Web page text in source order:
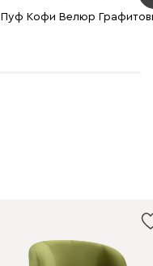
Пуф Кофи Велюр